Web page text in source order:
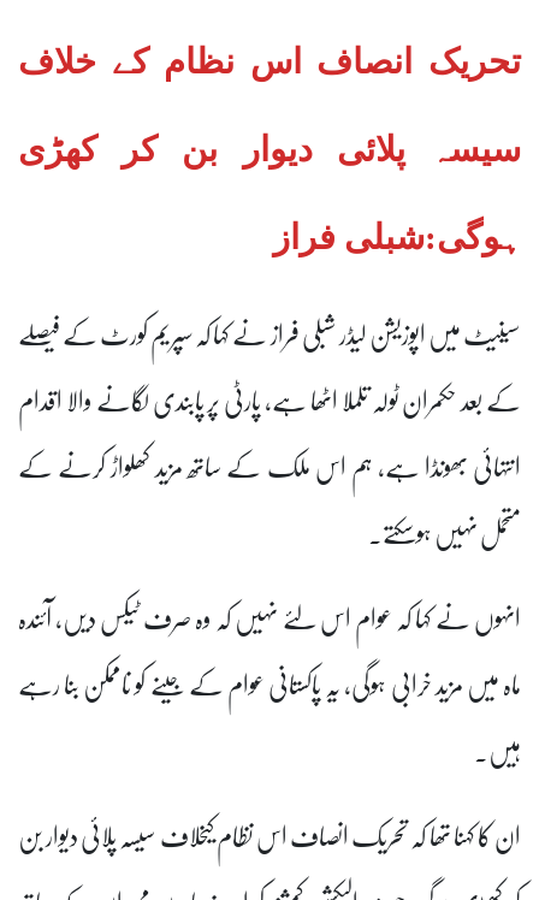
تحریک انصاف اس نظام کے خلاف
سیسہ پلائی دیوار بن کر کھڑی
ہوگی:شبلی فراز
سینیٹ میں اپوزیشن لیڈر شبلی فراز نے کہا کہ سپریم کورٹ کے فیصلے
کے بعد حکمران ٹولہ تلملا اٹھا ہے، پارٹی پر پابندی لگانے والا اقدام
انتہائی بھونڈا ہے، ہم اس ملک کے ساتھ مزید کھلواڑ کرنے کے
متحمل نہیں ہوسکتے۔
انہوں نے کہا کہ عوام اس لئے نہیں کہ وہ صرف ٹیکس دیں، آئندہ
ماہ میں مزید خرابی ہوگی، یہ پاکستانی عوام کے جینے کو ناممکن بنا رہے
ہیں۔
ان کا کہنا تھا کہ تحریک انصاف اس نظام کیخلاف سیسہ پلائی دیوار بن